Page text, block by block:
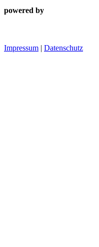
powered by
Impressum | Datenschutz